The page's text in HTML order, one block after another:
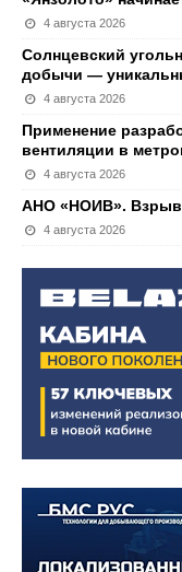
4 августа 2026
Солнцевский
добычи —
4 августа 2026
Применение
вентиляции в
4 августа 2026
АНО «НОИВ».
4 августа 2026